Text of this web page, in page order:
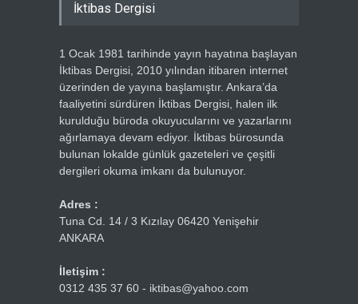
İktibas Dergisi
1 Ocak 1981 tarihinde yayın hayatına başlayan
İktibas Dergisi, 2010 yılından itibaren internet
üzerinden de yayına başlamıştır. Ankara’da
faaliyetini sürdüren İktibas Dergisi, halen ilk
kurulduğu büroda okuyucularını ve yazarlarını
ağırlamaya devam ediyor. İktibas bürosunda
bulunan lokalde günlük gazeteleri ve çeşitli
dergileri okuma imkanı da bulunuyor.
Adres :
Tuna Cd. 14 / 3 Kızılay 06420 Yenişehir
ANKARA
İletişim :
0312 435 37 60 - iktibas@yahoo.com